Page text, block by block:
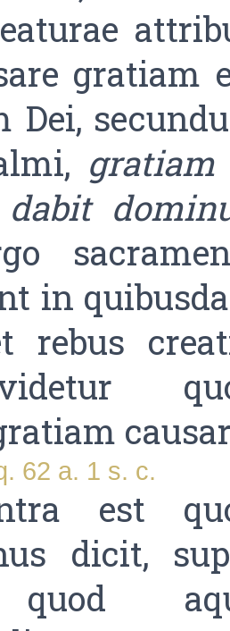
gratiam
Dei,
gratiam
in
rebus
62 a. 1 s. c.
est
dicit,
quod